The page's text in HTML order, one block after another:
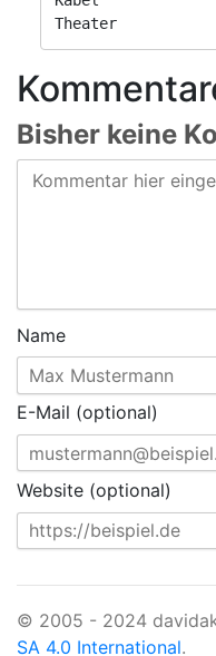
Bisher keine
Name
E-Mail (optional)
Website (optional)
© 2005 - 2024
SA 4.0 International.